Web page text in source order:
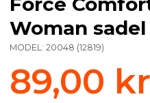
Woman sadel
MODEL: 20048 (12819)
89,00